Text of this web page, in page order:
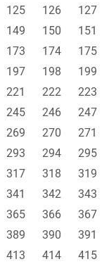
125 126 127
149 150 151
173 174 175
197 198 199
221 222 223
245 246 247
269 270 271
293 294 295
317 318 319
341 342 343
365 366 367
389 390 391
413 414 415